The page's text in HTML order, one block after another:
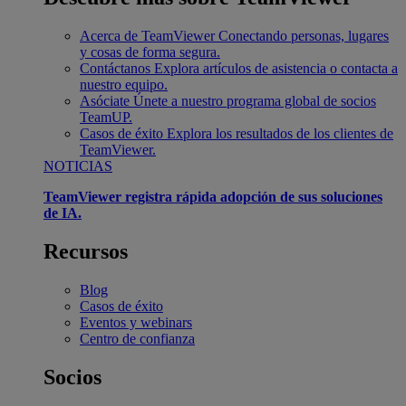
Acerca de TeamViewer Conectando personas, lugares
y cosas de forma segura.
Contáctanos Explora artículos de asistencia o contacta a
nuestro equipo.
Asóciate Únete a nuestro programa global de socios
TeamUP.
Casos de éxito Explora los resultados de los clientes de
TeamViewer.
NOTICIAS
TeamViewer registra rápida adopción de sus soluciones
de IA.
Recursos
Blog
Casos de éxito
Eventos y webinars
Centro de confianza
Socios